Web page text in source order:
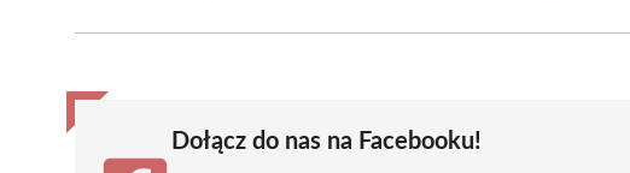
(Twitter)
Dołącz do nas na Facebooku!